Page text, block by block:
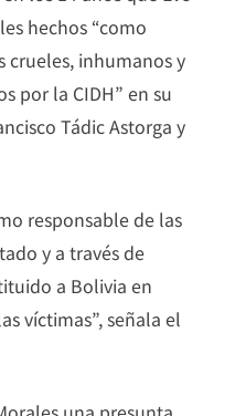
hechos “como
crueles, inhumanos y
por la CIDH” en su
Tádic Astorga y
responsable de las
y a través de
a Bolivia en
víctimas”, señala el